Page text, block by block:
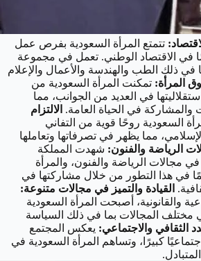
تتمتع المرأة السعودية بفرص عمل
في الاقتصاد الوطني. تعمل في مجموعة
في ذلك الطب والهندسة والأعمال والإعلام
المرأة: تمكنت المرأة السعودية من
في العديد من الجوانب، مما
والمشاركة في الحياة العامة. الالتزام
السعودية روحًا قوية من التفاني
الإسلامي، مما يظهر في تصرفاتها وتعاملها
الرياضة والفنون: شهدت المملكة
في مجالات الرياضة والفنون، والمرأة
في هذا التطور من خلال مشاركتها في
القيادة والتميز في مجالات متنوعة:
والقانونية، أصبحت المرأة السعودية
مختلف المجالات بما في ذلك السياسة
الثقافي والاجتماعي: يعكس المجتمع
كبيرًا، وتساهم المرأة السعودية في